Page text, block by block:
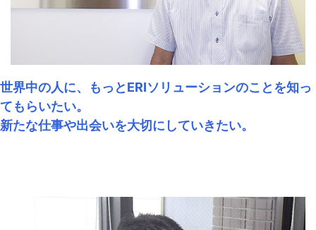
世界中の人に、もっとERIソリューションのことを知っ
てもらいたい。
新たな仕事や出会いを大切にしていきたい。